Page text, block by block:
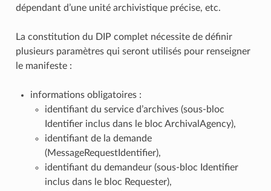
dépendant d’une unité archivistique précise, etc.
La constitution du DIP complet nécessite de définir
plusieurs paramètres qui seront utilisés pour renseigner
le manifeste :
informations obligatoires :
identifiant du service d’archives (sous-bloc
Identifier inclus dans le bloc ArchivalAgency),
identifiant de la demande
(MessageRequestIdentifier),
identifiant du demandeur (sous-bloc Identifier
inclus dans le bloc Requester),